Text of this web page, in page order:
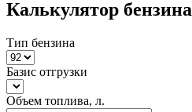
Калькулятор бензина
Тип бензина
Базис отгрузки
Объем топлива, л.